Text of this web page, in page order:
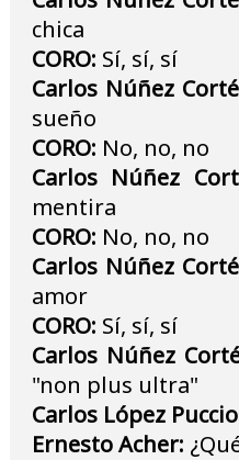
chica
CORO: Sí, sí, sí
Carlos Núñez
sueño
CORO: No, no, no
Carlos Núñez
mentira
CORO: No, no, no
Carlos Núñez
amor
CORO: Sí, sí, sí
Carlos Núñez
"non plus ultra"
Carlos López
Ernesto Acher: